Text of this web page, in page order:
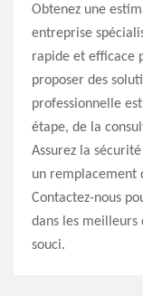
Obtenez une
entreprise
rapide et efficace
proposer des
professionnelle
étape, de la
Assurez la
un remplacement
Contactez-nous
dans les
souci.